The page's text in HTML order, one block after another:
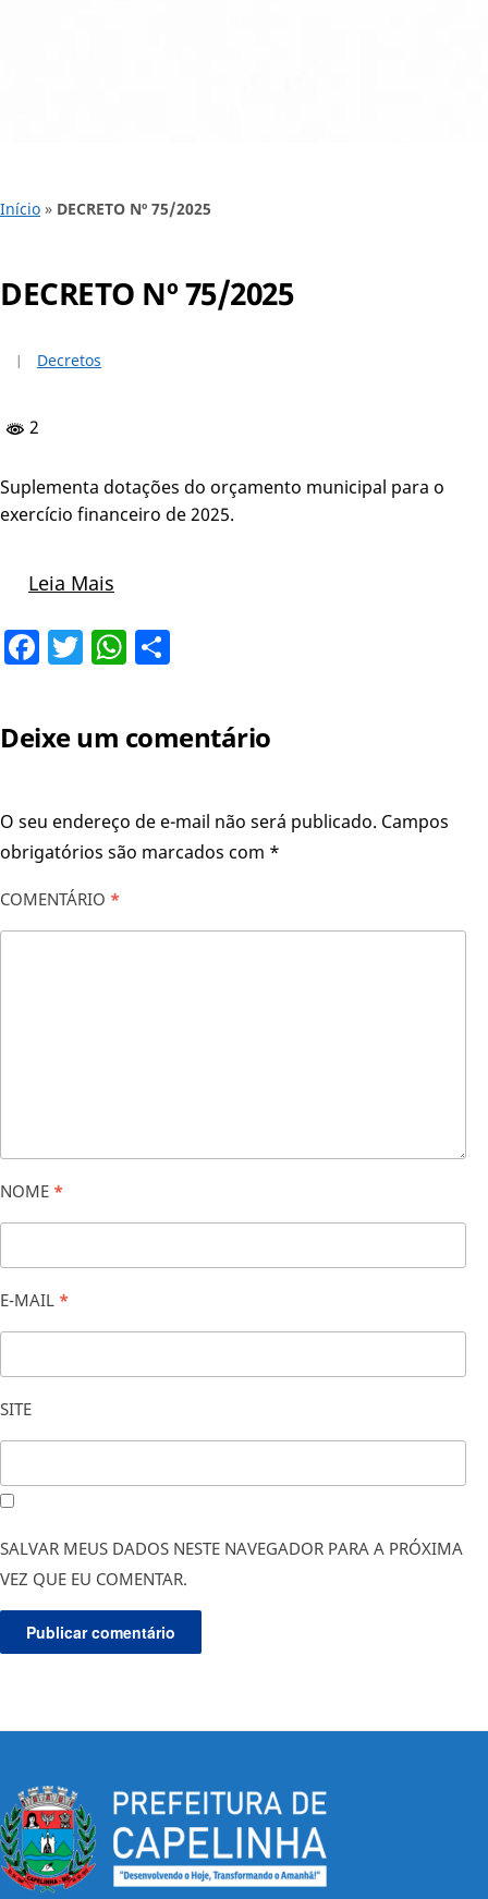
Início » DECRETO Nº 75/2025
DECRETO Nº 75/2025
Decretos
2
Suplementa dotações do orçamento municipal para o
exercício financeiro de 2025.
Leia Mais
Facebook
TwitterWhatsApp
Deixe um comentário
O seu endereço de e-mail não será publicado. Campos
obrigatórios são marcados com *
COMENTÁRIO *
NOME *
E-MAIL *
SITE
SALVAR MEUS DADOS NESTE NAVEGADOR PARA A PRÓXIMA
VEZ QUE EU COMENTAR.